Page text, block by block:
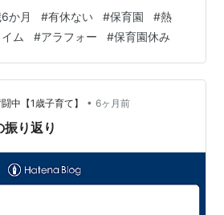
水が常時あり 明日病院確定＆保育
・ ▷▷有休どのくらい残ってい
方、有休ぶっちゃけどのくらい残
供の体調不良時、我が家は私→旦那
いますが お迎えコールがあ…
か月 #有休ない #保育園 #熱
ム #アラフォー #保育園休み
中【1歳子育て】 • 6ヶ月前
振り返り